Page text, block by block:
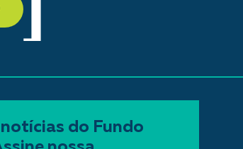
notícias do Fundo